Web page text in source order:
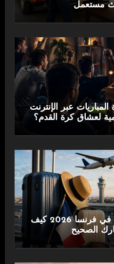
مستعمل
عبر الإنترنت
لعشاق كرة القدم؟
دليل أكواد المطارات في فرنسا 2026 كيف
الصحيح